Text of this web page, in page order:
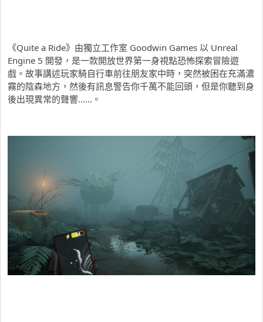
《Quite a Ride》由獨立工作室 Goodwin Games 以 Unreal
Engine 5 開發，是一款開放世界第一身視點恐怖探索冒險遊
戲。故事講述玩家騎自行車前往朋友家中時，突然被困在充滿濃
霧的陰森地方，然後有訊息警告你千萬不能回頭，但是你聽到身
後出現異常的聲響……。